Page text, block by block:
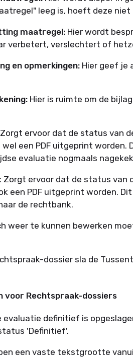
leeg is, hoeft deze
maatregel: Hier wordt
verbetert, verslechtert of
en opmerkingen: Hier geef je
Hier is ruimte om de
ervoor dat de status van
wel een PDF uitgeprint
evaluatie nogmaals
Zorgt ervoor dat de status van
een PDF uitgeprint worden.
de rechtbank.
weer te kunnen bewerken
dossier sla de
voor Rechtspraak-dossiers
evaluatie definitief is
'Definitief'.
een vaste tekstgrootte